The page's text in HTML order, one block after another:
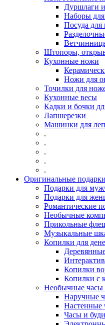
Дуршлаги
Наборы
Посуда
Штопоры,
Кухонные ножи
Ножи для
Точилки для
Кухонные весы
Кадки и бочки
Лапшерезки
Машинки для
.
.
.
.
.
Оригинальные подарки
Подарки для
Подарки для
Романтические
Необычные
Прикольные
Музыкальные
Копилки для
Копилки
Копилки с
Необычные часы
Наручные
Настенные
Часы и